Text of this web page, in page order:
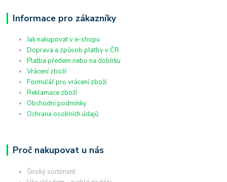
Informace pro zákazníky
Jak nakupovat v e-shopu
Doprava a způsob platby v ČR
Platba předem nebo na dobírku
Vrácení zboží
Formulář pro vrácení zboží
Reklamace zboží
Obchodní podmínky
Ochrana osobních údajů
Proč nakupovat u nás
Široký sortiment